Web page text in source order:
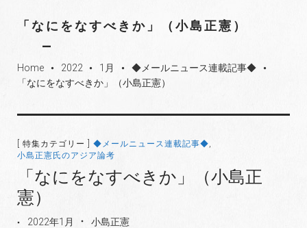
「なにをなすべきか」（小島正憲）
Home fiber_manual_record 2022 fiber_manual_record 1月 fiber_manual_record ◆メールニュース連載記事◆ fiber_manual_record
「なにをなすべきか」（小島正憲）
[ 特集カテゴリー ] ◆メールニュース連載記事◆
小島正憲氏のアジア論考
「なにをなすべきか」（小島正
憲）
2022年1月 小島正憲